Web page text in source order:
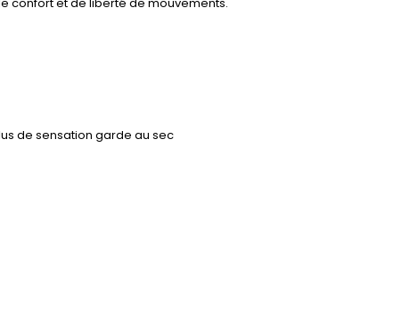
de sensation garde au sec